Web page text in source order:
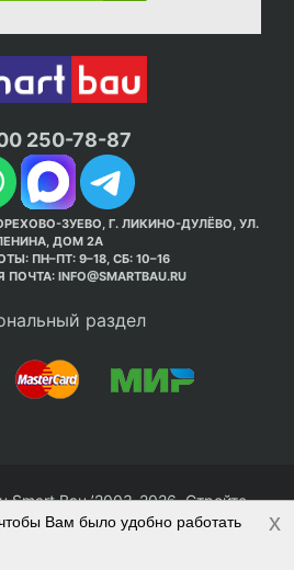
250-78-87
ЗУЕВО, Г. ЛИКИНО-ДУЛЁВО, УЛ.
ДОМ 2А
ПН–ПТ: 9–18, СБ: 10–16
ПОЧТА: INFO@SMARTBAU.RU
раздел
Smart Bau ’2003-2026. Стройте
с 1-го раза.
персональных данных
Вам было удобно работать
x